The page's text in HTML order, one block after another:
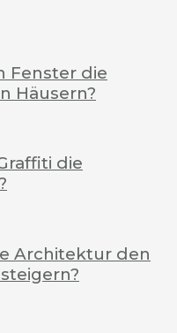
Fenster die
Häusern?
die
Architektur den